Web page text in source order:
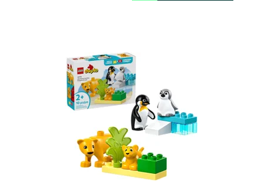
Vydejte se se svou ratolestí na cestu kolem světa.
Dostupnost:
Skladem2
12378
LEGO